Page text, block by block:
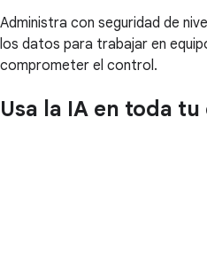
Administra con seguridad de
los datos para trabajar en
comprometer el control.
Usa la IA en toda tu